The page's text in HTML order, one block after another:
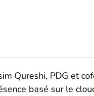
Qureshi, PDG et
basé sur le